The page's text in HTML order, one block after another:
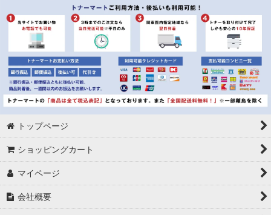
トップページ
ショッピングカート
マイページ
会社概要